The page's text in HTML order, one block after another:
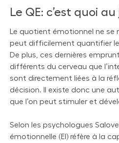
Le QE: c’est quoi
Le quotient émotionnel ne se
peut difficilement quantifier
De plus, ces dernières
différents du cerveau que
sont directement liées à la
décision. Il existe donc une
que l’on peut stimuler et
Selon les psychologues
émotionnelle (EI) réfère à la